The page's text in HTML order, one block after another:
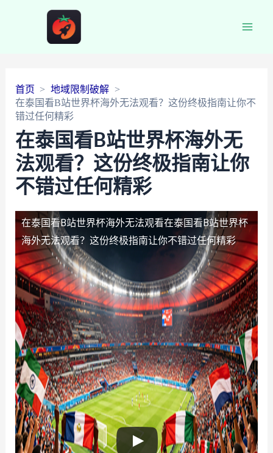
首页
地域限制破解
在泰国看B站世界杯海外无法观看？这份终极指南让你不
错过任何精彩
在泰国看B站世界杯海外无
法观看？这份终极指南让你
不错过任何精彩
在泰国看B站世界杯海外无法观看在泰国看B站世界杯
海外无法观看？这份终极指南让你不错过任何精彩